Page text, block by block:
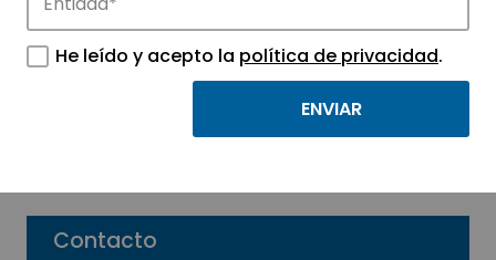
Contacto
Enersite – Syncru
INGENIERIA, CONSULTORIA Y ASESORIA
He leído y acepto la política de privacidad.